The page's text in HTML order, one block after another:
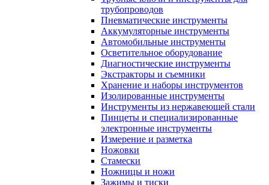
трубопроводов
Пневматические инструменты
Аккумуляторные инструменты
Автомобильные инструменты
Осветительное оборудование
Диагностические инструменты
Экстракторы и съемники
Хранение и наборы инструментов
Изолированные инструменты
Инструменты из нержавеющей стали
Пинцеты и специализированные
электронные инструменты
Измерение и разметка
Ножовки
Стамески
Ножницы и ножи
Зажимы и тиски